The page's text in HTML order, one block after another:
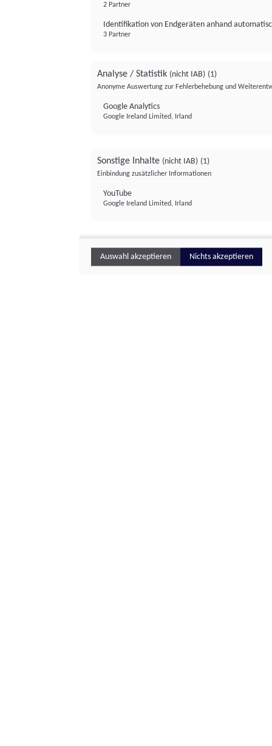
2 Partner
Identifikation von Endgeräten anhand
3 Partner
Analyse / Statistik (nicht IAB) (1)
Anonyme Auswertung zur Fehlerbehebung und
Google Analytics
Google Ireland Limited, Irland
Sonstige Inhalte (nicht IAB) (1)
Einbindung zusätzlicher Informationen
YouTube
Google Ireland Limited, Irland
Auswahl akzeptieren Nichts akzeptieren